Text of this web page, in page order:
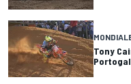
Tony